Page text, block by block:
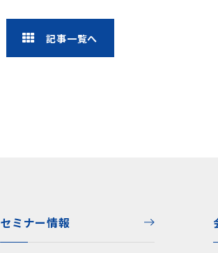
記事一覧へ
セミナー情報